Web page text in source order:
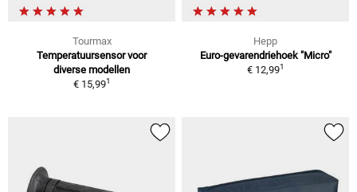
Tourmax
Temperatuursensor voor
diverse modellen
€ 15,991
Hepp
Euro-gevarendriehoek "Micro"
€ 12,991